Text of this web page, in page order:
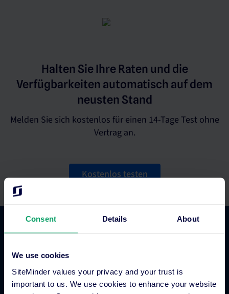
Consent Details About
We use cookies
SiteMinder values your privacy and your trust is
important to us. We use cookies to enhance your website
Halten Sie Ihre Raten und die
Verfügbarkeiten automatisch auf dem
neusten Stand
Melden Sie sich kostenlos für einen 14-Tage Test ohne
Vertrag an.
Kostenlos testen
Hotel Channel Manager
Hotel Metasuche